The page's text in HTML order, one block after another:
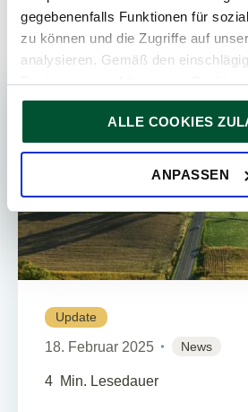
gegebenenfalls Funktionen für
zu können und die Zugriffe auf
analysieren. Gemäß den
Bestimmungen können wir Cookies
speichern, wenn diese für den
unbedingt notwendig sind. Für alle
ersuchen wir um Ihre Einwilligung.
Sie können Ihre Einwilligung
ALLE COOKIES
ANPASSEN
Publikationen
IMMOBILIEN-
TRANSAKTIONEN
Update
18. Februar 2025 News
4 Min. Lesedauer